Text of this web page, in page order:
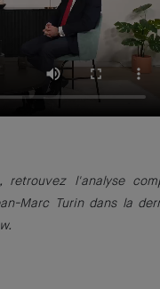
retrouvez l'analyse
Marc Turin dans la